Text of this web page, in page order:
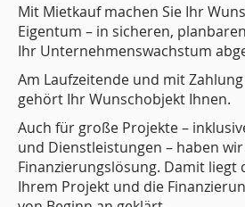
Mit Mietkauf machen Sie Ihr
Eigentum – in sicheren,
Ihr Unternehmenswachstum
Am Laufzeitende und mit
gehört Ihr Wunschobjekt Ihnen.
Auch für große Projekte –
und Dienstleistungen – haben
Finanzierungslösung. Damit liegt
Ihrem Projekt und die